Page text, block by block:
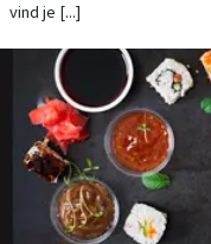
vind je [...]